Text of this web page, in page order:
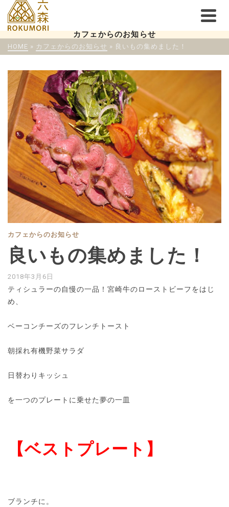
カフェからのお知らせ
HOME » カフェからのお知らせ » 良いもの集めました！
カフェからのお知らせ
良いもの集めました！
2018年3月6日
ティシュラーの自慢の一品！宮崎牛のローストビーフをはじ
め、
ベーコンチーズのフレンチトースト
朝採れ有機野菜サラダ
日替わりキッシュ
を一つのプレートに乗せた夢の一皿
【ベストプレート】
ブランチに。